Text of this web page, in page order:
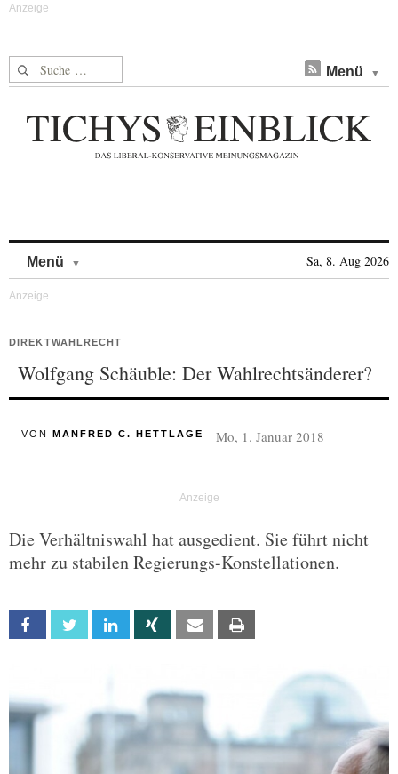
Suche nach: Menü
Menü Sa, 8. Aug 2026
DIREKTWAHLRECHT
Wolfgang Schäuble: Der Wahlrechtsänderer?
VON MANFRED C. HETTLAGE Mo, 1. Januar 2018
Die Verhältniswahl hat ausgedient. Sie führt nicht
mehr zu stabilen Regierungs-Konstellationen.
Facebook Twitter Linkedin Xing Email